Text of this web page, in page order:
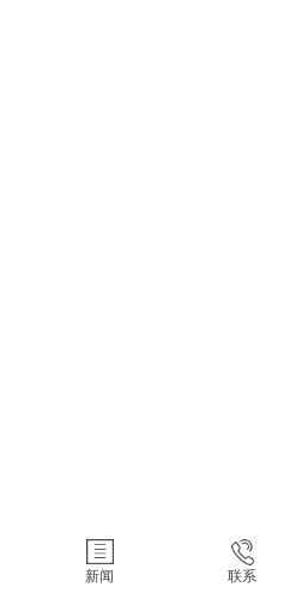
新闻 联系